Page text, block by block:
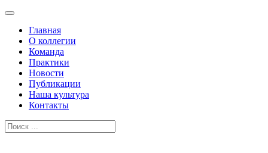
Главная
О коллегии
Команда
Практики
Новости
Публикации
Наша культура
Контакты